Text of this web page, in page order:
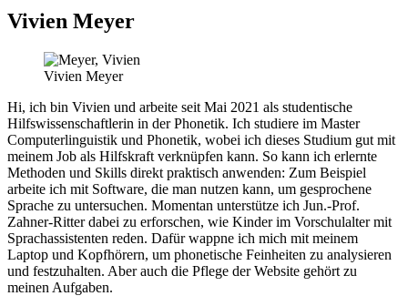
Vivien Meyer
Vivien Meyer
Hi, ich bin Vivien und arbeite seit Mai 2021 als studentische
Hilfswissenschaftlerin in der Phonetik. Ich studiere im Master
Computerlinguistik und Phonetik, wobei ich dieses Studium gut mit
meinem Job als Hilfskraft verknüpfen kann. So kann ich erlernte
Methoden und Skills direkt praktisch anwenden: Zum Beispiel
arbeite ich mit Software, die man nutzen kann, um gesprochene
Sprache zu untersuchen. Momentan unterstütze ich Jun.-Prof.
Zahner-Ritter dabei zu erforschen, wie Kinder im Vorschulalter mit
Sprachassistenten reden. Dafür wappne ich mich mit meinem
Laptop und Kopfhörern, um phonetische Feinheiten zu analysieren
und festzuhalten. Aber auch die Pflege der Website gehört zu
meinen Aufgaben.